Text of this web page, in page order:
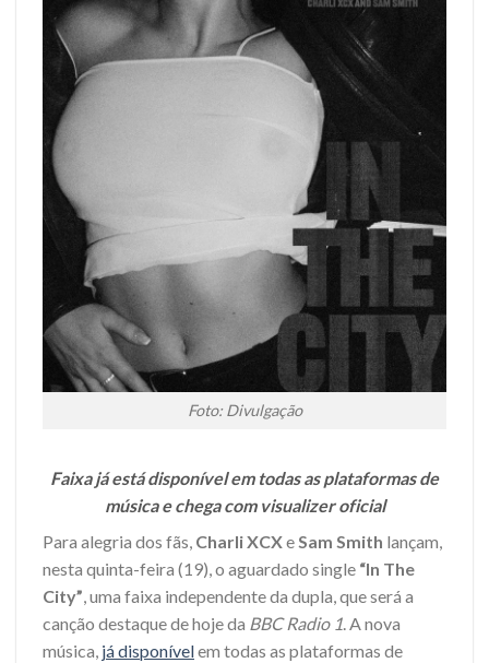
Foto: Divulgação
Faixa já está disponível em todas as plataformas de
música e chega com visualizer oficial
Para alegria dos fãs, Charli XCXeSam Smith lançam,
nesta quinta-feira (19), o aguardado single “In The
City”, uma faixa independente da dupla, que será a
canção destaque de hoje da BBC Radio 1. A nova
música, já disponívelem todas as plataformas de